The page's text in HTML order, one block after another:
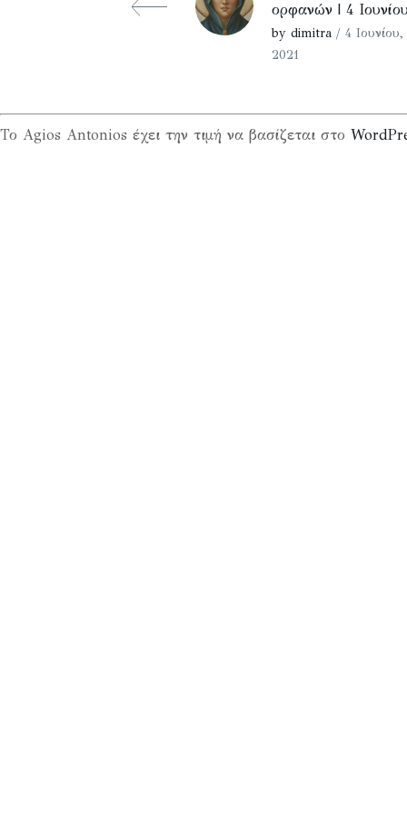
ορφανών | 4
by dimitra / 4 Ιουνίου,
2021
Το Agios Antonios έχει την τιμή να βασίζεται στο